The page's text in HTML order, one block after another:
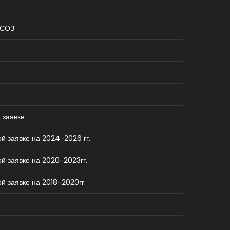
заявке на 2024-2026 гг.
заявке на 2020-2023гг.
заявке на 2018-2020гг.